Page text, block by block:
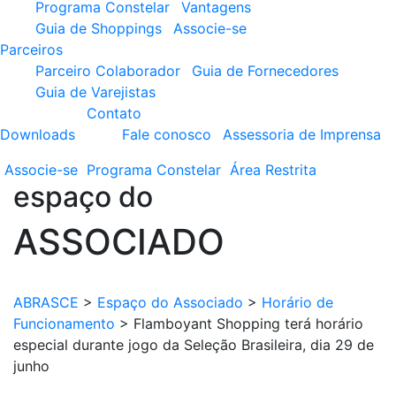
Programa Constelar
Vantagens
Guia de Shoppings
Associe-se
Parceiros
Parceiro Colaborador
Guia de Fornecedores
Guia de Varejistas
Downloads
Contato
Fale conosco
Assessoria de Imprensa
Associe-se Programa Constelar Área Restrita
espaço do
ASSOCIADO
ABRASCE > Espaço do Associado > Horário de
Funcionamento > Flamboyant Shopping terá horário
especial durante jogo da Seleção Brasileira, dia 29 de
junho